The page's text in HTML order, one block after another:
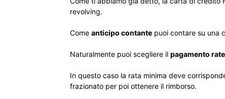
revolving.
Come anticipo contante puoi contare su una
Naturalmente puoi scegliere il pagamento
In questo caso la rata minima deve
frazionato per poi ottenere il rimborso.